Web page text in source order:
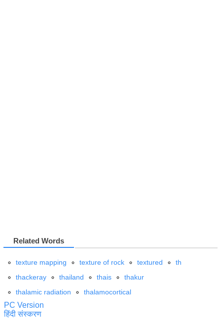
Related Words
texture mapping texture of rock textured
th
thackeray
thailand thais
thakur
thalamic radiation
thalamocortical
PC Version
हिंदी संस्करण